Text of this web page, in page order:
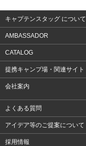
キャプテンスタッグ について
AMBASSADOR
CATALOG
提携キャンプ場・関連サイト
会社案内
よくある質問
アイデア等のご提案について
採用情報